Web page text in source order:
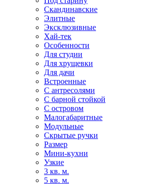
Скандинавские
Элитные
Эксклюзивные
Хай-тек
Особенности
Для студии
Для хрущевки
Для дачи
Встроенные
С антресолями
С барной стойкой
С островом
Малогабаритные
Модульные
Скрытые ручки
Размер
Мини-кухни
Узкие
3 кв. м.
5 кв. м.